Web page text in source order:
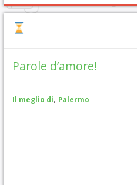
Parole d’amore!
Il meglio di, Palermo